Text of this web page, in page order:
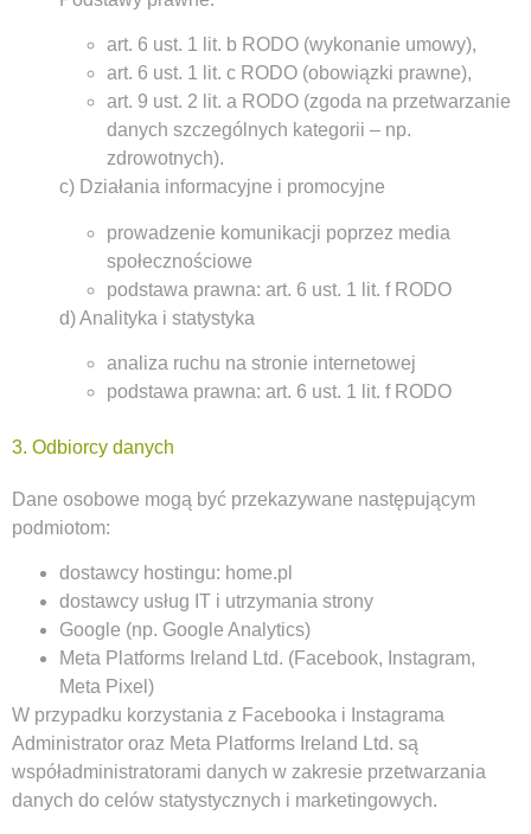
art. 6 ust. 1 lit. b RODO (wykonanie umowy),
art. 6 ust. 1 lit. c RODO (obowiązki prawne),
art. 9 ust. 2 lit. a RODO (zgoda na przetwarzanie
danych szczególnych kategorii – np.
zdrowotnych).
c) Działania informacyjne i promocyjne
prowadzenie komunikacji poprzez media
społecznościowe
podstawa prawna: art. 6 ust. 1 lit. f RODO
d) Analityka i statystyka
analiza ruchu na stronie internetowej
podstawa prawna: art. 6 ust. 1 lit. f RODO
3. Odbiorcy danych
Dane osobowe mogą być przekazywane następującym
podmiotom:
dostawcy hostingu: home.pl
dostawcy usług IT i utrzymania strony
Google (np. Google Analytics)
Meta Platforms Ireland Ltd. (Facebook, Instagram,
Meta Pixel)
W przypadku korzystania z Facebooka i Instagrama
Administrator oraz Meta Platforms Ireland Ltd. są
współadministratorami danych w zakresie przetwarzania
danych do celów statystycznych i marketingowych.